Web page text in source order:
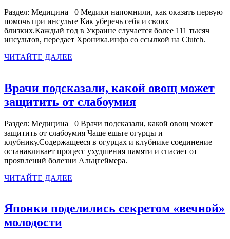
как
оказать
первую
инсульте
Раздел: Медицина 0 Медики напомнили, как оказать первую
помочь при инсульте Как уберечь себя и своих
близких.Каждый год в Украине случается более 111 тысяч
инсультов, передает Хроника.инфо со ссылкой на Сlutch.
ЧИТАЙТЕ ДАЛЕЕ
Врачи подсказали, какой овощ может
защитить от слабоумияВрачи
какой
овощ
может
Раздел: Медицина 0 Врачи подсказали, какой овощ может
защитить от слабоумия Чаще ешьте огурцы и
клубнику.Содержащееся в огурцах и клубнике соединение
останавливает процесс ухудшения памяти и спасает от
проявлений болезни Альцгеймера.
ЧИТАЙТЕ ДАЛЕЕ
Японки поделились секретом «вечной»
молодостиЯпонки